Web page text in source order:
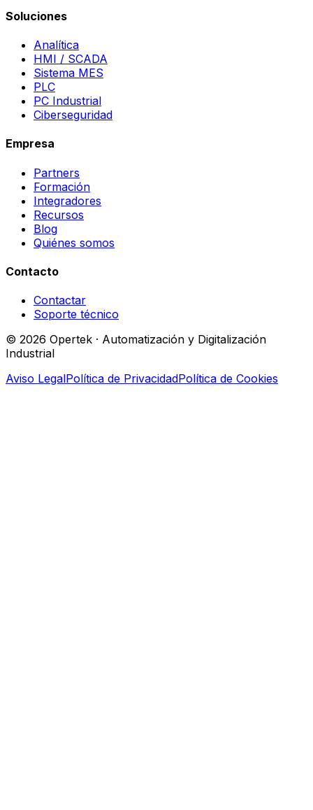
Soluciones
Analítica
HMI / SCADA
Sistema MES
PLC
PC Industrial
Ciberseguridad
Empresa
Partners
Formación
Integradores
Recursos
Blog
Quiénes somos
Contacto
Contactar
Soporte técnico
© 2026 Opertek · Automatización y Digitalización
Industrial
Aviso LegalPolítica de PrivacidadPolítica de Cookies